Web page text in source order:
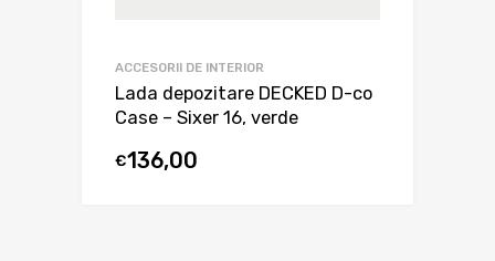
ACCESORII DE INTERIOR
Lada depozitare DECKED D-co
Case – Sixer 16, verde
€136,00